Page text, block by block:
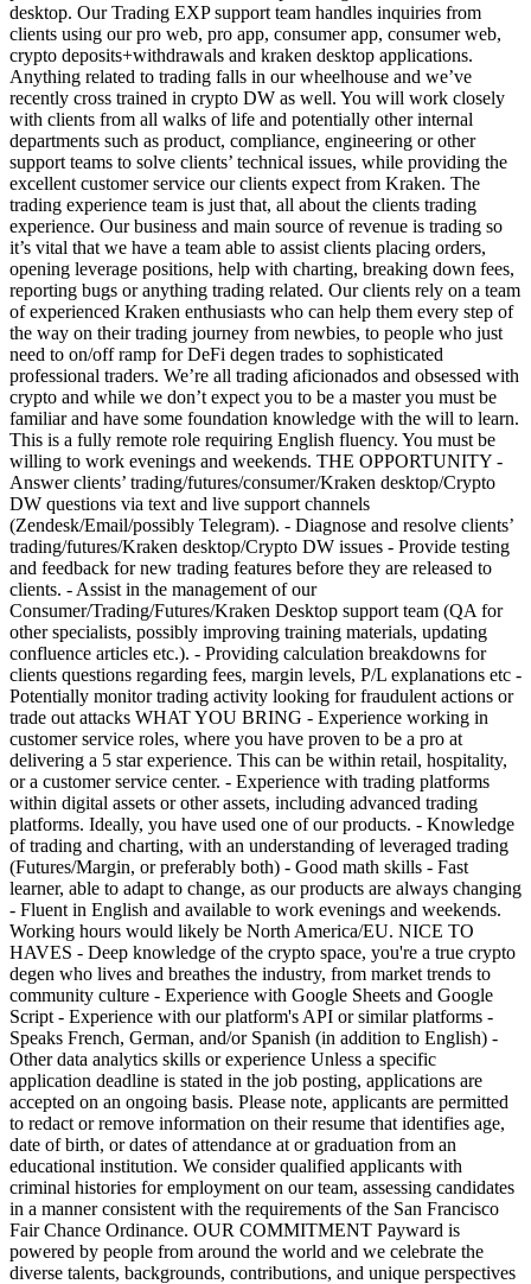
desktop. Our Trading EXP support team handles inquiries from
clients using our pro web, pro app, consumer app, consumer web,
crypto deposits+withdrawals and kraken desktop applications.
Anything related to trading falls in our wheelhouse and we’ve
recently cross trained in crypto DW as well. You will work closely
with clients from all walks of life and potentially other internal
departments such as product, compliance, engineering or other
support teams to solve clients’ technical issues, while providing the
excellent customer service our clients expect from Kraken. The
trading experience team is just that, all about the clients trading
experience. Our business and main source of revenue is trading so
it’s vital that we have a team able to assist clients placing orders,
opening leverage positions, help with charting, breaking down fees,
reporting bugs or anything trading related. Our clients rely on a team
of experienced Kraken enthusiasts who can help them every step of
the way on their trading journey from newbies, to people who just
need to on/off ramp for DeFi degen trades to sophisticated
professional traders. We’re all trading aficionados and obsessed with
crypto and while we don’t expect you to be a master you must be
familiar and have some foundation knowledge with the will to learn.
This is a fully remote role requiring English fluency. You must be
willing to work evenings and weekends. THE OPPORTUNITY -
Answer clients’ trading/futures/consumer/Kraken desktop/Crypto
DW questions via text and live support channels
(Zendesk/Email/possibly Telegram). - Diagnose and resolve clients’
trading/futures/Kraken desktop/Crypto DW issues - Provide testing
and feedback for new trading features before they are released to
clients. - Assist in the management of our
Consumer/Trading/Futures/Kraken Desktop support team (QA for
other specialists, possibly improving training materials, updating
confluence articles etc.). - Providing calculation breakdowns for
clients questions regarding fees, margin levels, P/L explanations etc -
Potentially monitor trading activity looking for fraudulent actions or
trade out attacks WHAT YOU BRING - Experience working in
customer service roles, where you have proven to be a pro at
delivering a 5 star experience. This can be within retail, hospitality,
or a customer service center. - Experience with trading platforms
within digital assets or other assets, including advanced trading
platforms. Ideally, you have used one of our products. - Knowledge
of trading and charting, with an understanding of leveraged trading
(Futures/Margin, or preferably both) - Good math skills - Fast
learner, able to adapt to change, as our products are always changing
- Fluent in English and available to work evenings and weekends.
Working hours would likely be North America/EU. NICE TO
HAVES - Deep knowledge of the crypto space, you're a true crypto
degen who lives and breathes the industry, from market trends to
community culture - Experience with Google Sheets and Google
Script - Experience with our platform's API or similar platforms -
Speaks French, German, and/or Spanish (in addition to English) -
Other data analytics skills or experience Unless a specific
application deadline is stated in the job posting, applications are
accepted on an ongoing basis. Please note, applicants are permitted
to redact or remove information on their resume that identifies age,
date of birth, or dates of attendance at or graduation from an
educational institution. We consider qualified applicants with
criminal histories for employment on our team, assessing candidates
in a manner consistent with the requirements of the San Francisco
Fair Chance Ordinance. OUR COMMITMENT Payward is
powered by people from around the world and we celebrate the
diverse talents, backgrounds, contributions, and unique perspectives